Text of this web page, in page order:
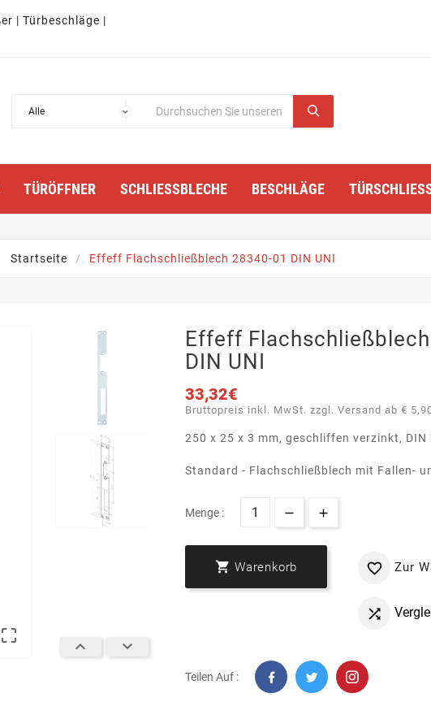
| Türbeschläge |
TÜRÖFFNER SCHLIESSBLECHE BESCHLÄGE
Startseite Effeff Flachschließblech 28340-01 DIN UNI

 
Effeff
DIN UNI
33,32€
Bruttopreis inkl. MwSt. zzgl. Versand ab €
250 x 25 x 3 mm, geschliffen verzinkt, DIN
Standard - Flachschließblech mit Fallen-
Menge :
 Warenkorb  Zur

Teilen Auf :